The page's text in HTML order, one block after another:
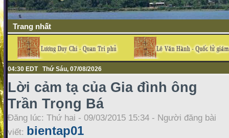
Trang nhất
04:30 EDT Thứ Sáu, 07/08/2026
Lời cảm tạ của Gia đình ông
Trần Trọng Bá
Đăng lúc: Thứ hai - 09/03/2015 15:34 - Người đăng bài
viết: bientap01